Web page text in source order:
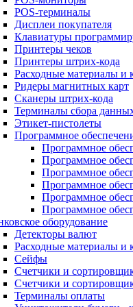
POS-терминалы
Дисплеи покупателя
Клавиатуры
Принтеры чеков
Принтеры штрих-кода
Расходные материалы и
Ридеры магнитных карт
Сканеры штрих-кода
Терминалы сбора
Этикет-пистолеты
Программное
Программное
Программное
Программное
Программное
Программное
Программное
оборудование
Детекторы валют
Расходные материалы и
Сейфы
Счетчики и
Счетчики и
Терминалы оплаты